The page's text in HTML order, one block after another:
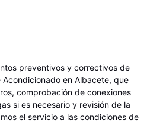
preventivos y correctivos de
en Albacete, que
comprobación de conexiones
si es necesario y revisión de la
el servicio a las condiciones de